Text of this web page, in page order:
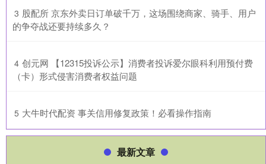
3 ​股配所 京东外卖日订单破千万，这场围绕商家、骑手、用户
的争夺战还要持续多久？
4 ​创元网 【12315投诉公示】消费者投诉爱尔眼科利用预付费
（卡）形式侵害消费者权益问题
5 ​大牛时代配资 事关信用修复政策！必看操作指南
最新文章